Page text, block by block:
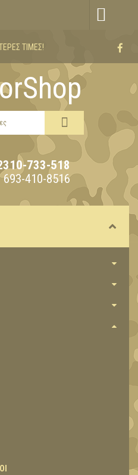
ΤΙΜΈΣ!
733-518
693-410-8516